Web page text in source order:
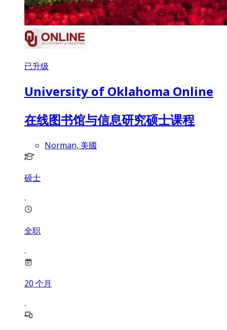
已升级
University of Oklahoma Online
在线图书馆与信息研究硕士课程
Norman, 美國
硕士
全职
20 个月